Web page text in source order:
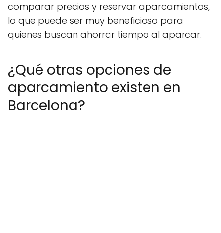
comparar precios y reservar aparcamientos,
lo que puede ser muy beneficioso para
quienes buscan ahorrar tiempo al aparcar.
¿Qué otras opciones de
aparcamiento existen en
Barcelona?